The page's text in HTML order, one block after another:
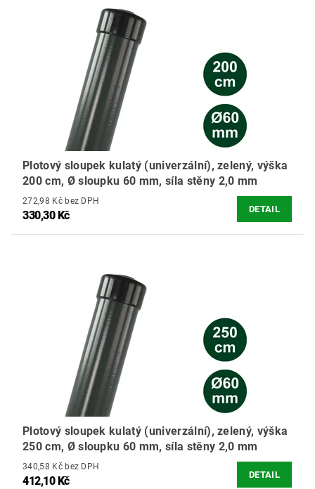
Plotový sloupek kulatý (univerzální), zelený, výška
200 cm, Ø sloupku 60 mm, síla stěny 2,0 mm
272,98 Kč bez DPH
330,30 Kč DETAIL
Plotový sloupek kulatý (univerzální), zelený, výška
250 cm, Ø sloupku 60 mm, síla stěny 2,0 mm
340,58 Kč bez DPH
412,10 Kč DETAIL